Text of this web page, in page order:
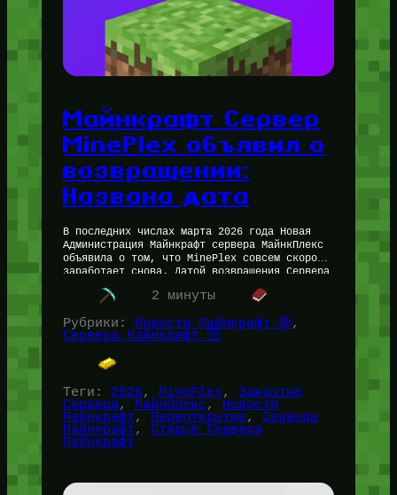
Майнкрафт Сервер
MinePlex объявил о
возвращении:
Названа дата
В последних числах марта 2026 года Новая
Администрация Майнкрафт сервера МайнкПлекс
объявила о том, что MinePlex совсем скоро
заработает снова. Датой возвращения Сервера
называется Лето 2026 года. Работает ли
Майнкрафт…
2 минуты
Рубрики: Новости Майнкрафт 🔴
Сервера Майнкрафт 🛜
Теги: 2026, MinePlex, Закрытые
Сервера, МайнПлекс,
Новости
Майнкрафт, Переоткрытие, Сервера
Майнкрафт, Старые Сервера
Майнкрафт